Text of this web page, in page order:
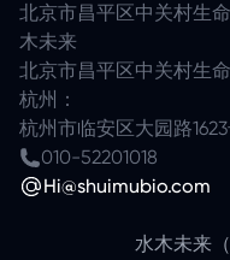
北京市昌平区中关村生
木未来
北京市昌平区中关村生
杭州：
杭州市临安区大园路
010-52201018
Hi@shuimubio.com
水木未来